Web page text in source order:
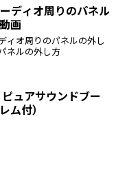
ディオ周りのパネル
画
ィオ周りのパネルの外し
ネルの外し方
ュアサウンドブー
ム付）